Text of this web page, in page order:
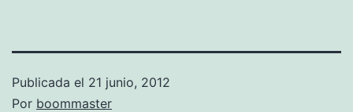
Publicada el 21 junio, 2012
Por boommaster